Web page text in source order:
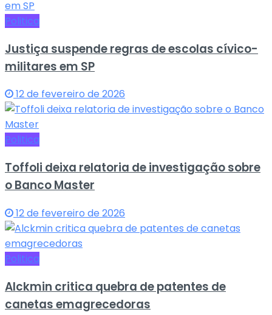
Politica
Justiça suspende regras de escolas cívico-
militares em SP
12 de fevereiro de 2026
Politica
Toffoli deixa relatoria de investigação sobre
o Banco Master
12 de fevereiro de 2026
Politica
Alckmin critica quebra de patentes de
canetas emagrecedoras